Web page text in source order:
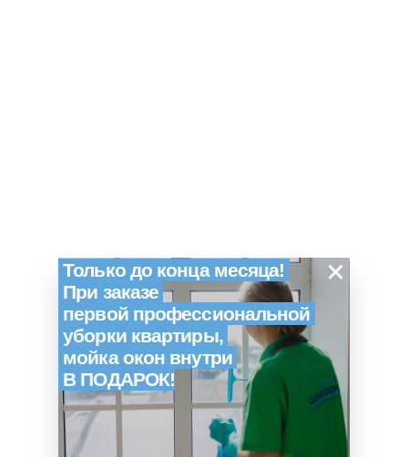
Только до конца месяца!
При заказе
первой профессиональной
уборки квартиры,
мойка окон внутри
В ПОДАРОК!
×